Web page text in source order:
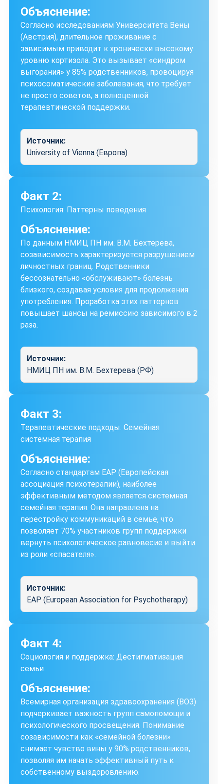
Объяснение:
Согласно исследованиям Университета Вены
(Австрия), длительное проживание с
зависимым приводит к хронически высокому
уровню кортизола. Это вызывает «синдром
выгорания» у 85% родственников, провоцируя
психосоматические заболевания, что требует
не просто советов, а полноценной
терапевтической поддержки.
Источник:
University of Vienna (Европа)
Факт 2:
Психология: Паттерны поведения
Объяснение:
По данным НМИЦ ПН им. В.М. Бехтерева,
созависимость характеризуется разрушением
личностных границ. Родственники
бессознательно «обслуживают» болезнь
близкого, создавая условия для продолжения
употребления. Проработка этих паттернов
повышает шансы на ремиссию зависимого в 2
раза.
Источник:
НМИЦ ПН им. В.М. Бехтерева (РФ)
Факт 3:
Терапевтические подходы: Семейная
системная терапия
Объяснение:
Согласно стандартам EAP (Европейская
ассоциация психотерапии), наиболее
эффективным методом является системная
семейная терапия. Она направлена на
перестройку коммуникаций в семье, что
позволяет 70% участников групп поддержки
вернуть психологическое равновесие и выйти
из роли «спасателя».
Источник:
EAP (European Association for Psychotherapy)
Факт 4:
Социология и поддержка: Дестигматизация
семьи
Объяснение:
Всемирная организация здравоохранения (ВОЗ)
подчеркивает важность групп самопомощи и
психологического просвещения. Понимание
созависимости как «семейной болезни»
снимает чувство вины у 90% родственников,
позволяя им начать эффективный путь к
собственному выздоровлению.